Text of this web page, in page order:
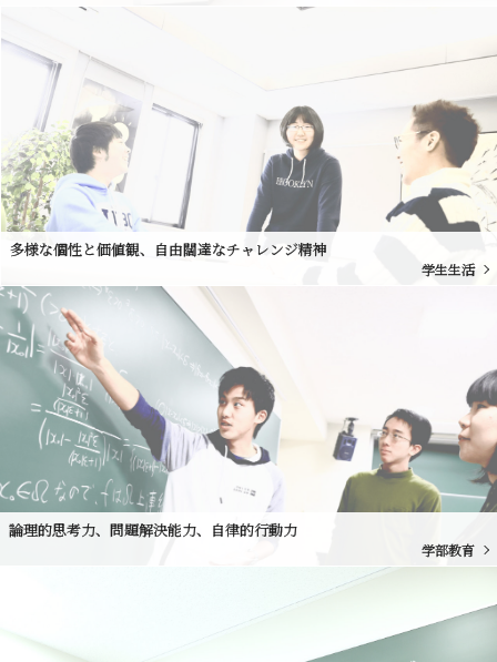
多様な個性と価値観、自由闊達なチャレンジ精神
学生生活
論理的思考力、問題解決能力、自律的行動力
学部教育